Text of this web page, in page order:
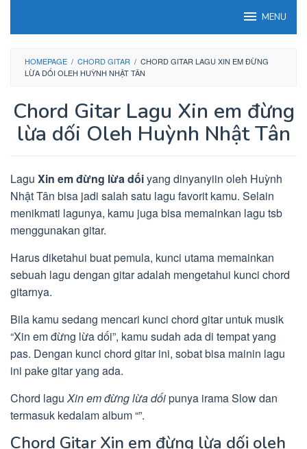
MENU
HOMEPAGE / CHORD GITAR / CHORD GITAR LAGU XIN EM ĐỪNG
LỪA DỐI OLEH HUỲNH NHẬT TÂN
Chord Gitar Lagu Xin em đừng
lừa dối Oleh Huỳnh Nhật Tân
Lagu Xin em đừng lừa dốiyang dinyanyiin oleh Huỳnh
Nhật Tân bisa jadi salah satu lagu favorit kamu. Selain
menikmati lagunya, kamu juga bisa memainkan lagu tsb
menggunakan gitar.
Harus diketahui buat pemula, kunci utama memainkan
sebuah lagu dengan gitar adalah mengetahui kunci chord
gitarnya.
Bila kamu sedang mencari kunci chord gitar untuk musik
“Xin em đừng lừa dối”, kamu sudah ada di tempat yang
pas. Dengan kunci chord gitar ini, sobat bisa mainin lagu
ini pake gitar yang ada.
Chord laguXin em đừng lừa dốipunya irama Slow dan
termasuk kedalam album “”.
Chord Gitar Xin em đừng lừa dối oleh